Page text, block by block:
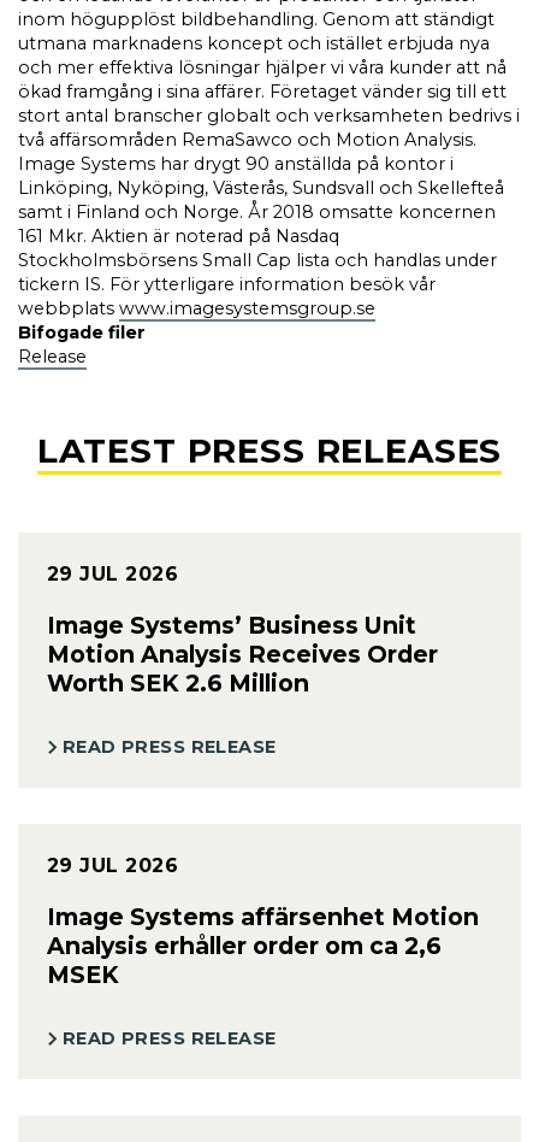
inom högupplöst bildbehandling. Genom att ständigt
utmana marknadens koncept och istället erbjuda nya
och mer effektiva lösningar hjälper vi våra kunder att nå
ökad framgång i sina affärer. Företaget vänder sig till ett
stort antal branscher globalt och verksamheten bedrivs i
två affärsområden RemaSawco och Motion Analysis.
Image Systems har drygt 90 anställda på kontor i
Linköping, Nyköping, Västerås, Sundsvall och Skellefteå
samt i Finland och Norge. År 2018 omsatte koncernen
161 Mkr. Aktien är noterad på Nasdaq
Stockholmsbörsens Small Cap lista och handlas under
tickern IS. För ytterligare information besök vår
webbplats www.imagesystemsgroup.se
Bifogade filer
Release
LATEST PRESS RELEASES
29 JUL 2026
Image Systems’ Business Unit
Motion Analysis Receives Order
Worth SEK 2.6 Million
READ PRESS RELEASE
29 JUL 2026
Image Systems affärsenhet Motion
Analysis erhåller order om ca 2,6
MSEK
READ PRESS RELEASE